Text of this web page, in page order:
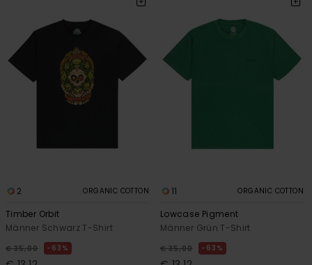
2 ORGANIC COTTON
Timber Orbit
Männer Schwarz T-Shirt
€ 35,00 63%
11 ORGANIC COTTON
Lowcase Pigment
Männer Grün T-Shirt
€ 35,00 63%